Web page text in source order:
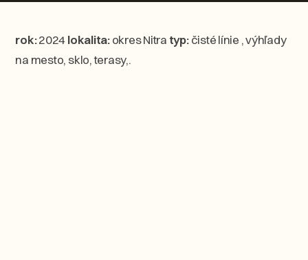
rok:2024lokalita:okres Nitratyp:čisté línie , výhľady
na mesto, sklo, terasy,.